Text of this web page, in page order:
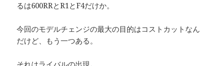
るは600RRとR1とF4だけか。
今回のモデルチェンジの最大の目的はコストカットなん
だけど、もう一つある。